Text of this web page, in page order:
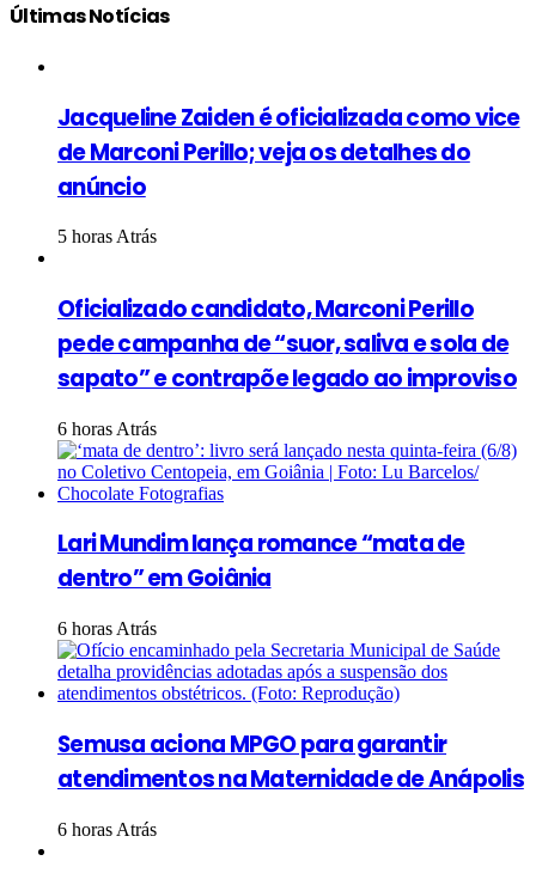
Últimas Notícias
Jacqueline Zaiden é oficializada como vice
de Marconi Perillo; veja os detalhes do
anúncio
5 horas Atrás
Oficializado candidato, Marconi Perillo
pede campanha de “suor, saliva e sola de
sapato” e contrapõe legado ao improviso
6 horas Atrás
Lari Mundim lança romance “mata de
dentro” em Goiânia
6 horas Atrás
Semusa aciona MPGO para garantir
atendimentos na Maternidade de Anápolis
6 horas Atrás